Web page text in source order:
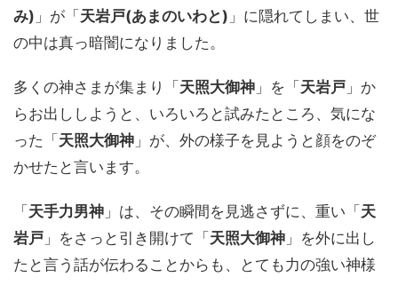
み) 」が「 天岩戸(あまのいわと) 」に隠れてしまい、世
の中は真っ暗闇になりました。
多くの神さまが集まり「 天照大御神 」を「 天岩戸 」か
らお出ししようと、いろいろと試みたところ、気にな
った「 天照大御神 」が、外の様子を見ようと顔をのぞ
かせたと言います。
「 天手力男神 」は、その瞬間を見逃さずに、重い「 天
岩戸 」をさっと引き開けて「 天照大御神 」を外に出し
たと言う話が伝わることからも、とても力の強い神様